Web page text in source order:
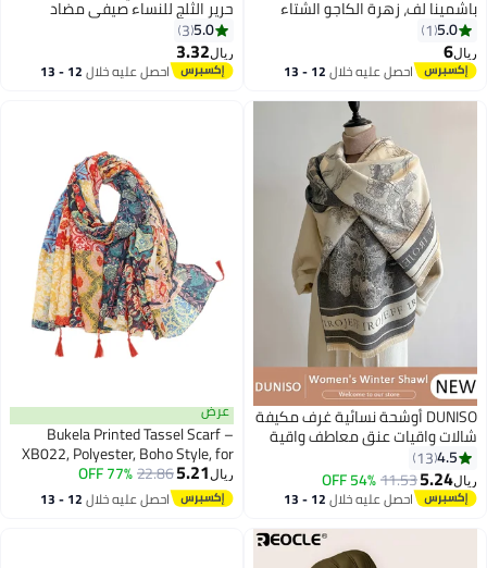
باشمينا لف، زهرة الكاجو الشتاء
دافئ وشال كبير للمرأة شالات
وملفات للمرأة وشال كبير هدايا
العطلة
5.0
1
ريال6
احصل عليه خلال 12 - 13
11
حرير الثلج للنساء صيفي مضاد
للأشعة فوق البنفسجية سريع
الجفاف يغطي الرقبة حماية من
الشمس قناع فوق الأذن باللون
الأسود للتخييم في الهواء الطلق
5.0
3
ريال3.32
احصل عليه خلال 12 - 13
DUNISO أوشحة نسائية غرف مكيفة
شالات واقيات عنق معاطف واقية
من الرياح كاردigans واقية من الرياح
حرارة المكتب واقيات عنق أوشحة
4.5
13
ريال5.24
11.53
54% OFF
احصل عليه خلال 12 - 13
عرض
Bukela Printed Tassel Scarf –
XB022, Polyester, Boho Style, for
Women, Summer Beach Wrap
ريال5.21
22.86
77% OFF
احصل عليه خلال 12 - 13